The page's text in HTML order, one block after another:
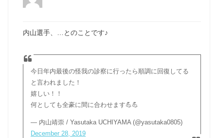
内山選手、…とのことです♪
今日年内最後の怪我の診察に行ったら順調に回復してる
と言われました！
嬉しい！！
何としても全豪に間に合わせます💪💪
— 内山靖崇 / Yasutaka UCHIYAMA (@yasutaka0805)
December 28, 2019